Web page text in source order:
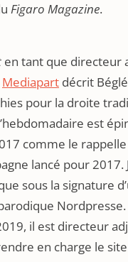
Figaro Magazine.
en tant que directeur
Mediapart décrit
pour la droite
est
comme le rappelle
lancé pour
sous la signature
il est directeur
en charge le